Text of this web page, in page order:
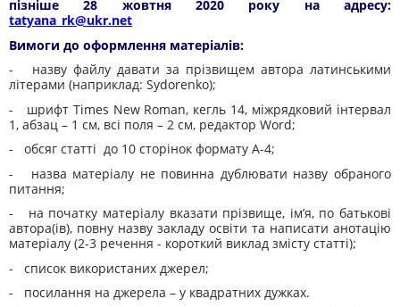
пізніше 28 жовтня 2020 року на адресу:
tatyana_rk@ukr.net
Вимоги до оформлення матеріалів:
- назву файлу давати за прізвищем автора латинськими
літерами (наприклад: Sydorenko);
- шрифт Times New Roman, кегль 14, міжрядковий інтервал
1, абзац – 1 см, всі поля – 2 см, редактор Word;
- обсяг статті до 10 сторінок формату А-4;
- назва матеріалу не повинна дублювати назву обраного
питання;
- на початку матеріалу вказати прізвище, ім’я, по батькові
автора(ів), повну назву закладу освіти та написати анотацію
матеріалу (2-3 речення - короткий виклад змісту статті);
- список використаних джерел;
- посилання на джерела – у квадратних дужках.